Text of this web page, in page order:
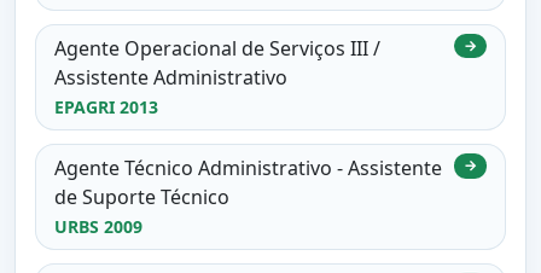
Agente Operacional de Serviços III /
Assistente Administrativo
EPAGRI 2013
→
Agente Técnico Administrativo - Assistente
de Suporte Técnico
URBS 2009
→